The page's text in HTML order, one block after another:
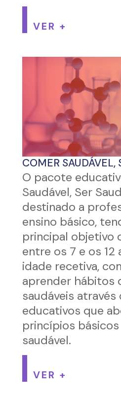
VER +
COMER SAUDÁVEL,
O pacote
Saudável, Ser
destinado a
ensino básico,
principal objetivo
entre os 7 e os 12
idade recetiva,
aprender hábitos
saudáveis através
educativos que
princípios
saudável.
VER +